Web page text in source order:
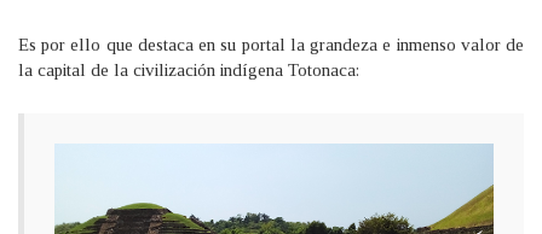
Es por ello que destaca en su portal la grandeza e inmenso valor de
la capital de la civilización indígena Totonaca: